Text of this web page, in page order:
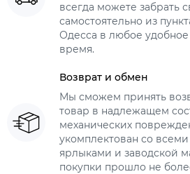
всегда можете забрать
самостоятельно из
Одесса в любое
время.
Возврат и обмен
Мы сможем принять
товар в надлежащем
механических
укомплектован со
ярлыками и заводской
покупки прошло не